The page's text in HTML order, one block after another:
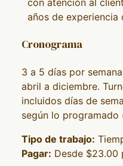
con atención al
años de experiencia
Cronograma
3 a 5 días por
abril a diciembre.
incluidos días de
según lo
Tipo de trabajo:
Pagar: Desde $23.00